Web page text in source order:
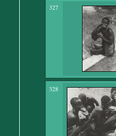
327
328